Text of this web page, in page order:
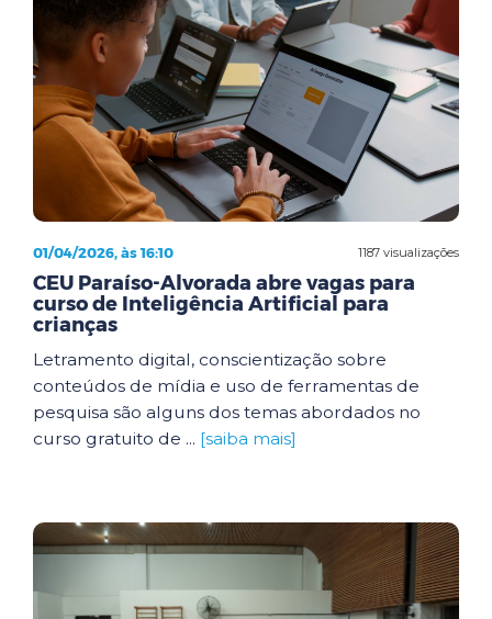
1187 visualizações
01/04/2026, às 16:10
CEU Paraíso-Alvorada abre vagas para
curso de Inteligência Artificial para
crianças
Letramento digital, conscientização sobre
conteúdos de mídia e uso de ferramentas de
pesquisa são alguns dos temas abordados no
curso gratuito de ... [saiba mais]